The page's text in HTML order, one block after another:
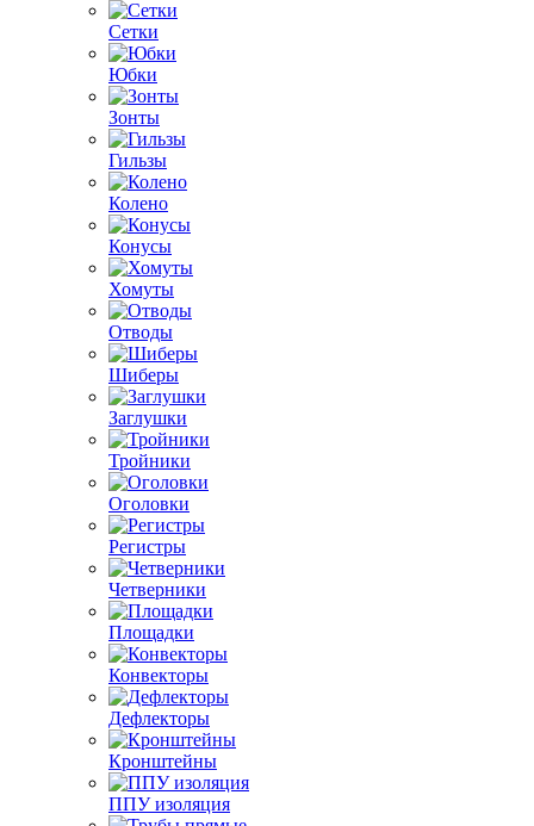
Сетки
Юбки
Зонты
Гильзы
Колено
Конусы
Хомуты
Отводы
Шиберы
Заглушки
Тройники
Оголовки
Регистры
Четверники
Площадки
Конвекторы
Дефлекторы
Кронштейны
ППУ изоляция